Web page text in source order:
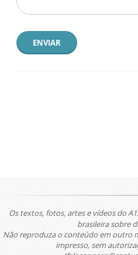
ENVIAR
Os textos, fotos, artes e vídeos do
brasileira sobre
Não reproduza o conteúdo em outro
impresso, sem